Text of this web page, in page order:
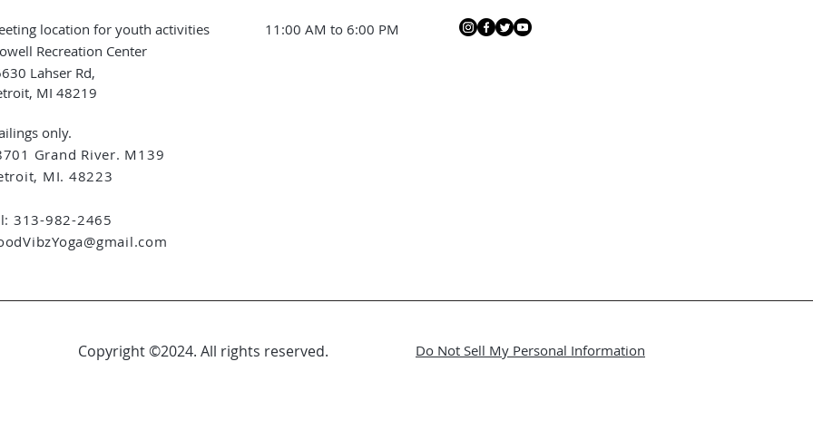
location for youth activities
Recreation Center
Lahser Rd,
MI 48219
only.
Grand River. M139
MI. 48223
313-982-2465
11:00 AM to 6:00 PM
Copyright ©2024. All rights reserved. Do Not Sell My Personal Information